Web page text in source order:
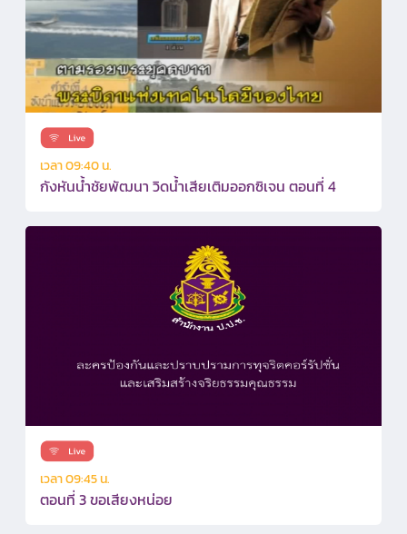
เวลา 09:40 น.
กังหันน้ำชัยพัฒนา วิดน้ำเสียเติมออกซิเจน ตอนที่ 4
เวลา 09:45 น.
ตอนที่ 3 ขอเสียงหน่อย